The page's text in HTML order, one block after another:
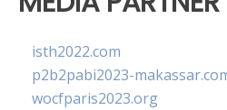
isth2022.com
p2b2pabi2023-
wocfparis2023.org